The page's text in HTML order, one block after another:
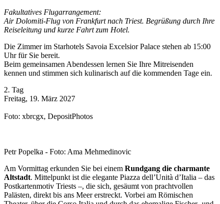
Fakultatives Flugarrangement:
Air Dolomiti-Flug von Frankfurt nach Triest. Begrüßung durch Ihre
Reiseleitung und kurze Fahrt zum Hotel.
Die Zimmer im Starhotels Savoia Excelsior Palace stehen ab 15:00
Uhr für Sie bereit.
Beim gemeinsamen Abendessen lernen Sie Ihre Mitreisenden
kennen und stimmen sich kulinarisch auf die kommenden Tage ein.
2. Tag
Freitag, 19. März 2027
Foto: xbrcgx, DepositPhotos
Petr Popelka - Foto: Ama Mehmedinovic
Am Vormittag erkunden Sie bei einem Rundgang die charmante
Altstadt. Mittelpunkt ist die elegante Piazza dell’Unità d’Italia – das
Postkartenmotiv Triests –, die sich, gesäumt von prachtvollen
Palästen, direkt bis ans Meer erstreckt. Vorbei am Römischen